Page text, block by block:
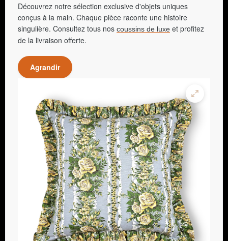
Découvrez notre sélection exclusive d'objets uniques
conçus à la main. Chaque pièce raconte une histoire
singulière. Consultez tous nos coussins de luxe et profitez
de la livraison offerte.
Agrandir